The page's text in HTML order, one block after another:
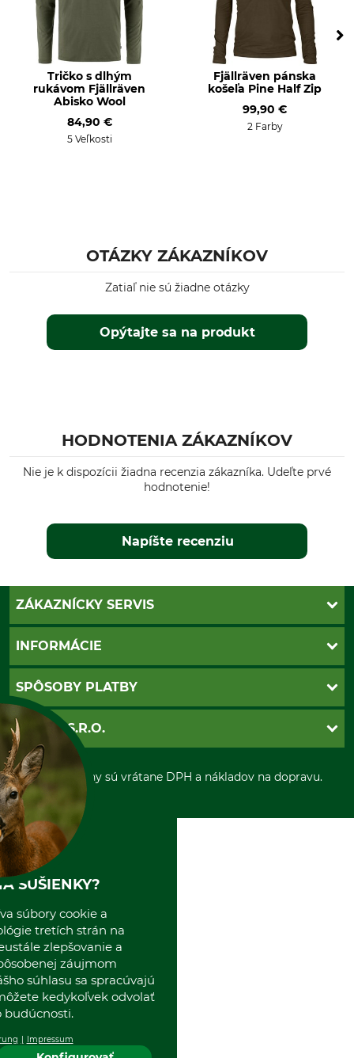
Dĺžka nohavíc sa dá skrátiť
Ročné obdobie
regular
Nepremokavosť
odpudzujúci vodu
Odolnosť voči vetru
Odolná voči vetru
Tričko s dlhým
rukávom Fjällräven
Abisko Wool
84,90 €
5 Veľkosti
Fjällräven pánska
košeľa Pine Half Zip
99,90 €
2 Farby
OTÁZKY ZÁKAZNÍKOV
Opýtajte sa na produkt
Zatiaľ nie sú žiadne otázky
HODNOTENIA ZÁKAZNÍKOV
Nie je k dispozícii žiadna recenzia zákazníka. Udeľte prvé
hodnotenie!
Napíšte recenziu
ZÁKAZNÍCKY SERVIS
Kontakt
Newsletter
Nastavenia súborov cookie
INFORMÁCIE
Povinné údaje
Obchodné podmienky
Ochrana osobnych udajov
Otváracie hodiny
Zrušenie objednávky
SPÔSOBY PLATBY
Dobierka
Platba vopred
Sepa-inkaso
Osobný odber
GRUBE S.R.O.
O nás
Predajňa
Kolektív GRUBE
Naše pobočky v Európe
*Všetky ceny sú vrátane DPH a nákladov na dopravu.
SUŠIENKY?
súbory cookie a
tretích strán na
zlepšovanie a
záujmom
súhlasu sa spracúvajú
kedykoľvek odvolať
budúcnosti.
Impressum